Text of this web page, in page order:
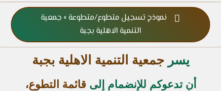

نموذج تسجيل متطوع/متطوعة » جمعية
التنمية الاهلية بجبة
يسر جمعية التنمية الاهلية بجبة
أن تدعوكم للإنضمام إلى قائمة التطوع،